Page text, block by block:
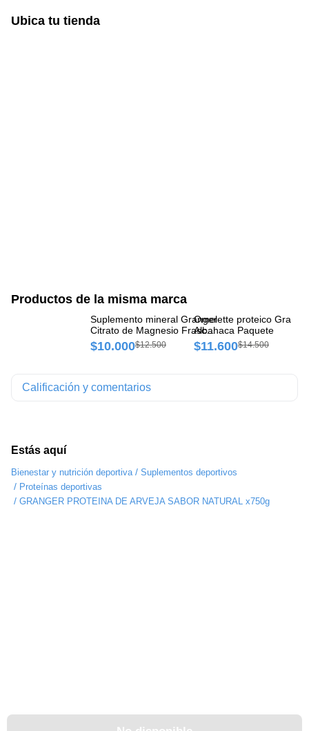
Estás aquí
Bienestar y nutrición deportiva / Suplementos deportivos
/ Proteínas deportivas
/ GRANGER PROTEINA DE ARVEJA SABOR NATURAL x750g
Ubica tu tienda
Productos de la misma marca
Suplemento mineral Granger
Citrato de Magnesio Frasco x
144 gr
$10.000$12.500
Omelette proteico
Albahaca Paquete
$11.600$14.500
Calificación y comentarios